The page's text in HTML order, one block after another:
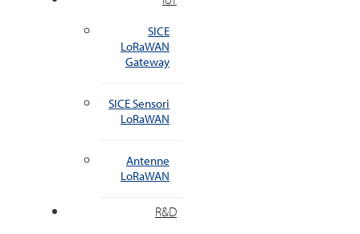
SICE
LoRaWAN
Gateway
SICE Sensori
LoRaWAN
Antenne
LoRaWAN
R&D